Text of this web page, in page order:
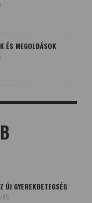
ÉS MEGOLDÁSOK
GYEREKBETEGSÉG
05